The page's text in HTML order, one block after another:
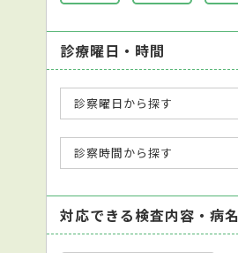
診療曜日・時間
診察曜日から探す
診察時間から探す
対応できる検査内容・病名